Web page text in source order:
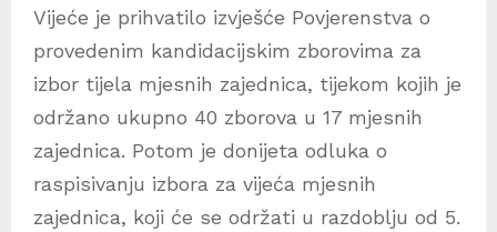
Vijeće je prihvatilo izvješće Povjerenstva o
provedenim kandidacijskim zborovima za
izbor tijela mjesnih zajednica, tijekom kojih je
održano ukupno 40 zborova u 17 mjesnih
zajednica. Potom je donijeta odluka o
raspisivanju izbora za vijeća mjesnih
zajednica, koji će se održati u razdoblju od 5.